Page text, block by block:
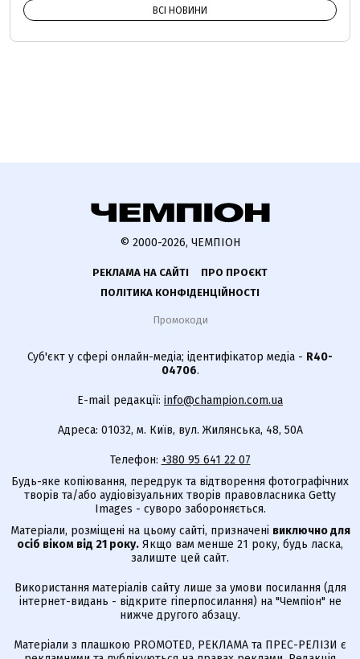
ВСІ НОВИНИ
© 2000-2026, ЧЕМПІОН
РЕКЛАМА НА САЙТІ
ПРО ПРОЄКТ
ПОЛІТИКА КОНФІДЕНЦІЙНОСТІ
Промокоди
Суб'єкт у сфері онлайн-медіа; ідентифікатор медіа - R40-
04706.
E-mail редакції: info@champion.com.ua
Адреса: 01032, м. Київ, вул. Жилянська, 48, 50А
Телефон: +380 95 641 22 07
Будь-яке копіювання, передрук та відтворення фотографічних
творів та/або аудіовізуальних творів правовласника Getty
Images - суворо забороняється.
Матеріали, розміщені на цьому сайті, призначені виключно для
осіб віком від 21 року. Якщо вам менше 21 року, будь ласка,
залиште цей сайт.
Використання матеріалів сайту лише за умови посилання (для
інтернет-видань - відкрите гіперпосилання) на "Чемпіон" не
нижче другого абзацу.
Матеріали з плашкою PROMOTED, РЕКЛАМА та ПРЕС-РЕЛІЗИ є